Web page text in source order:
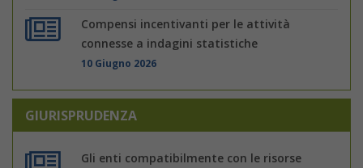
Compensi incentivanti per le attività
connesse a indagini statistiche
10 Giugno 2026
GIURISPRUDENZA
Gli enti compatibilmente con le risorse